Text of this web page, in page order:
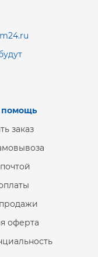
помощь
заказ
оферта